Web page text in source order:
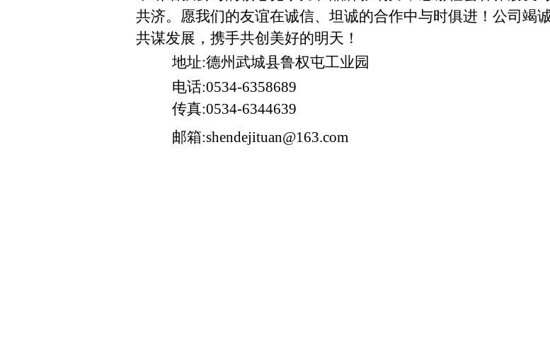
共济。愿我们的友谊在诚信、 坦诚的合作中与时俱进！公司竭
共谋发展，携手共创美好的明天！
地址:德州武城县鲁权屯工业园
电话:0534-6358689
传真:0534-6344639
邮箱:shendejituan@163.com